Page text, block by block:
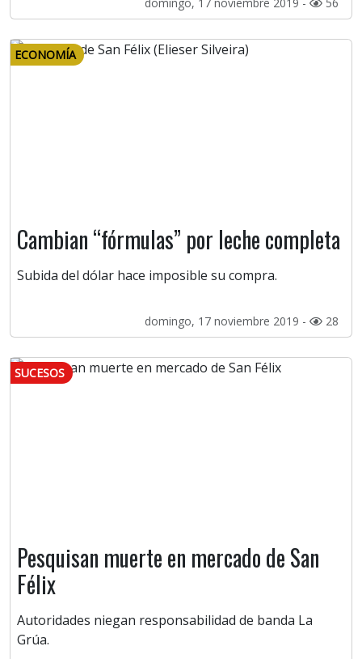
ECONOMÍA
Cambian “fórmulas” por leche completa
Subida del dólar hace imposible su compra.
domingo, 17 noviembre 2019 - 28
SUCESOS
Pesquisan muerte en mercado de San
Félix
Autoridades niegan responsabilidad de banda La
Grúa.